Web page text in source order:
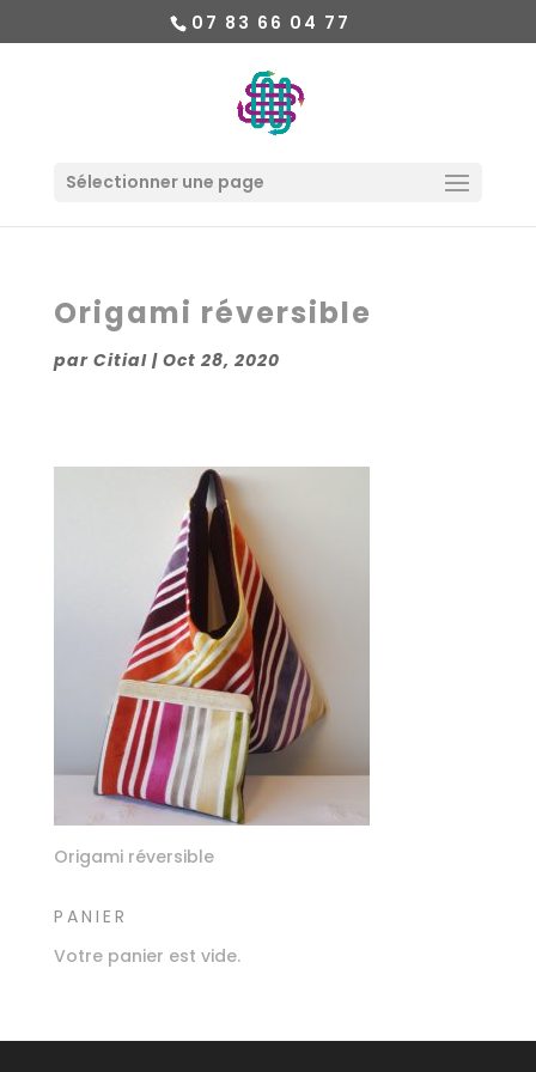
07 83 66 04 77
Sélectionner une page
Origami réversible
par Citial| Oct 28, 2020
Origami réversible
PANIER
Votre panier est vide.